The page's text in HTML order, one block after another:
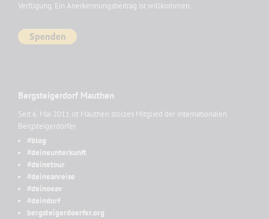
Verfügung. Ein Anerkennungsbeitrag ist willkommen.
Bergsteigerdorf Mauthen
Seit 6. Mai 2011 ist Mauthen stolzes Mitglied der internationalen
Bergsteigerdörfer
#blog
#deineunterkunft
#deinetour
#deineanreise
#deinoeav
#deindorf
bergsteigerdoerfer.org